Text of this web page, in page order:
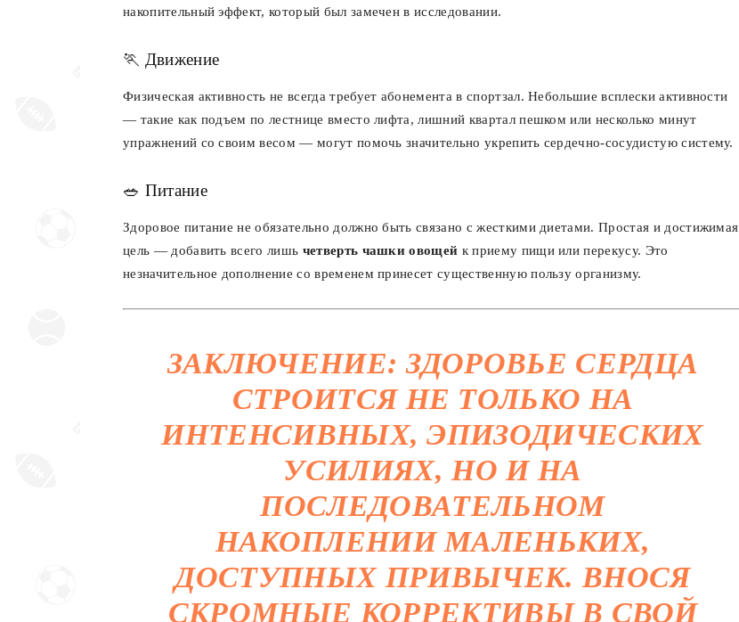
накопительный эффект, который был замечен в исследовании.
🏃 Движение
Физическая активность не всегда требует абонемента в спортзал. Небольшие всплески активности
— такие как подъем по лестнице вместо лифта, лишний квартал пешком или несколько минут
упражнений со своим весом — могут помочь значительно укрепить сердечно-сосудистую систему.
🥗 Питание
Здоровое питание не обязательно должно быть связано с жесткими диетами. Простая и достижимая
цель — добавить всего лишь четверть чашки овощей к приему пищи или перекусу. Это
незначительное дополнение со временем принесет существенную пользу организму.
ЗАКЛЮЧЕНИЕ: ЗДОРОВЬЕ СЕРДЦА
СТРОИТСЯ НЕ ТОЛЬКО НА
ИНТЕНСИВНЫХ, ЭПИЗОДИЧЕСКИХ
УСИЛИЯХ, НО И НА
ПОСЛЕДОВАТЕЛЬНОМ
НАКОПЛЕНИИ МАЛЕНЬКИХ,
ДОСТУПНЫХ ПРИВЫЧЕК. ВНОСЯ
СКРОМНЫЕ КОРРЕКТИВЫ В СВОЙ